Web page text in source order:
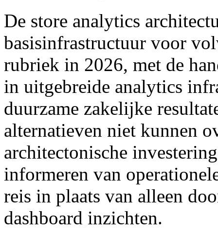
De store analytics
basisinfrastructuur voor
rubriek in 2026, met de
in uitgebreide analytics
duurzame zakelijke
alternatieven niet kunnen
architectonische
informeren van
reis in plaats van alleen
dashboard inzichten.